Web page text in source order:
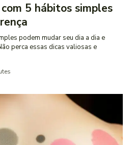
5 hábitos simples
podem mudar seu dia a dia e
perca essas dicas valiosas e